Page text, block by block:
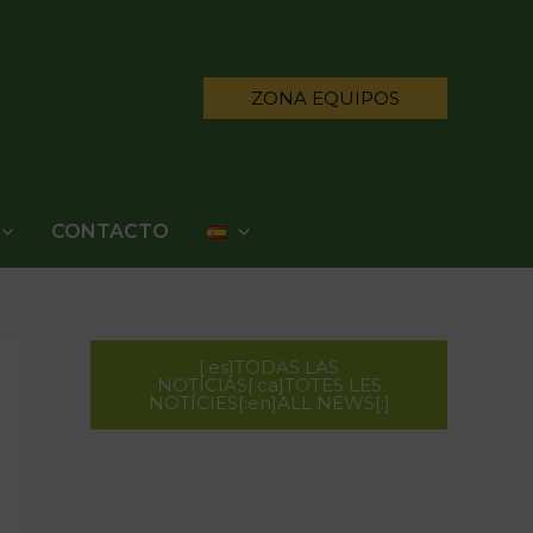
ZONA EQUIPOS
CONTACTO
[:es]TODAS LAS
NOTÍCIAS[:ca]TOTES LES
NOTÍCIES[:en]ALL NEWS[:]